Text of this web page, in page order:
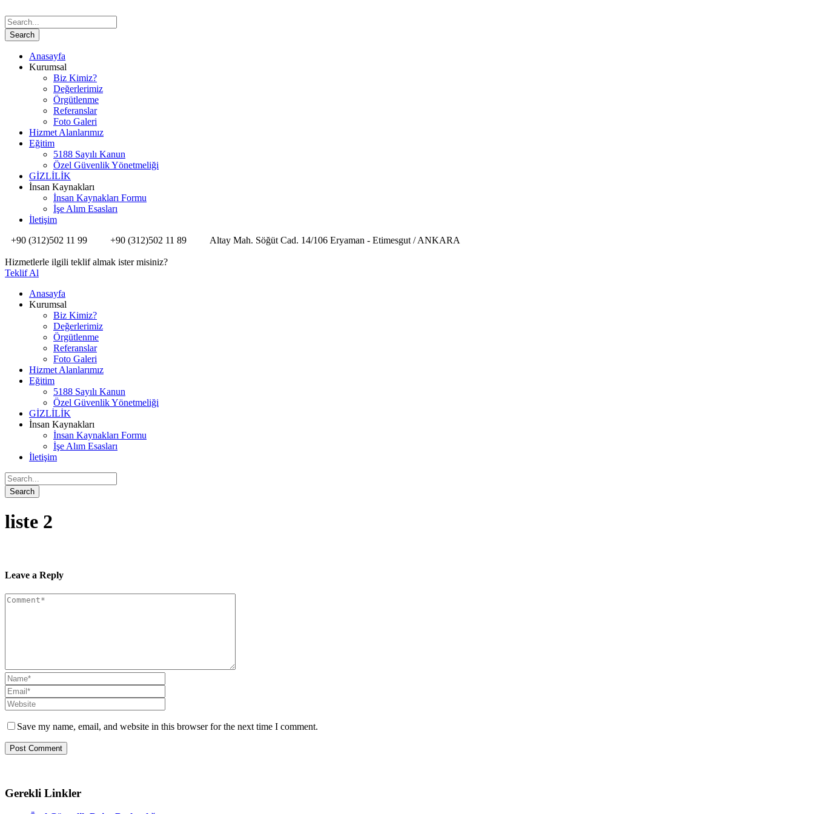
Anasayfa
Kurumsal
Biz Kimiz?
Değerlerimiz
Örgütlenme
Referanslar
Foto Galeri
Hizmet Alanlarımız
Eğitim
5188 Sayılı Kanun
Özel Güvenlik Yönetmeliği
GİZLİLİK
İnsan Kaynakları
İnsan Kaynakları Formu
İşe Alım Esasları
İletişim
+90 (312)502 11 99
+90 (312)502 11 89 Altay Mah. Söğüt Cad. 14/106 Eryaman - Etimesgut / ANKARA
Hizmetlerle ilgili teklif almak ister misiniz?
Teklif Al
Anasayfa
Kurumsal
Biz Kimiz?
Değerlerimiz
Örgütlenme
Referanslar
Foto Galeri
Hizmet Alanlarımız
Eğitim
5188 Sayılı Kanun
Özel Güvenlik Yönetmeliği
GİZLİLİK
İnsan Kaynakları
İnsan Kaynakları Formu
İşe Alım Esasları
İletişim
liste 2
Leave a Reply
Save my name, email, and website in this browser for the next time I comment.
Gerekli Linkler